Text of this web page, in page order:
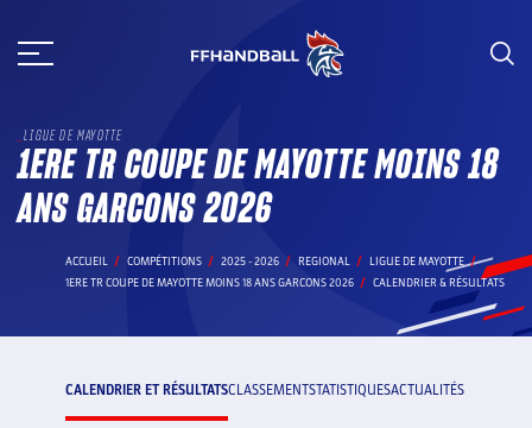
au
LIGUE DE MAYOTTE
1ERE TR COUPE DE MAYOTTE MOINS 18
ANS GARCONS 2026
ACCUEIL COMPÉTITIONS 2025 - 2026 REGIONAL
LIGUE DE MAYOTTE
1ERE TR COUPE DE MAYOTTE MOINS 18 ANS GARCONS 2026
CALENDRIER & RÉSULTATS
CALENDRIER ET RÉSULTATSCLASSEMENTSTATISTIQUESACTUALITÉS